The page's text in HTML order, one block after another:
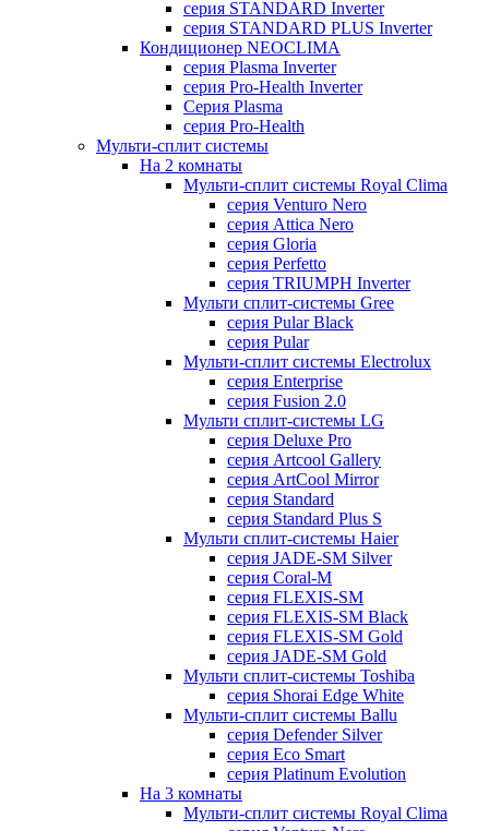
серия STANDARD Inverter
серия STANDARD PLUS Inverter
Кондиционер NEOCLIMA
серия Plasma Inverter
серия Pro-Health Inverter
Cерия Plasma
серия Pro-Health
Мульти-сплит системы
На 2 комнаты
Мульти-сплит системы Royal Clima
серия Venturo Nero
серия Attica Nero
серия Gloria
серия Perfetto
серия TRIUMPH Inverter
Мульти сплит-системы Gree
серия Pular Black
серия Pular
Мульти-сплит системы Electrolux
серия Enterprise
серия Fusion 2.0
Мульти сплит-системы LG
серия Deluxe Pro
серия Artcool Gallery
серия ArtCool Mirror
серия Standard
серия Standard Plus S
Мульти сплит-системы Haier
серия JADE-SM Silver
серия Coral-M
серия FLEXIS-SM
серия FLEXIS-SM Black
серия FLEXIS-SM Gold
серия JADE-SM Gold
Мульти сплит-системы Toshiba
серия Shorai Edge White
Мульти-сплит системы Ballu
серия Defender Silver
серия Eco Smart
серия Platinum Evolution
На 3 комнаты
Мульти-сплит системы Royal Clima